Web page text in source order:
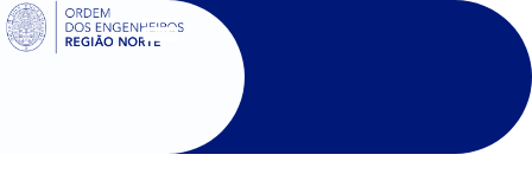
SIGOE